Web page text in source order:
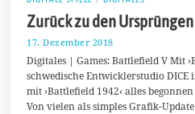
Zurück zu den Ursprüngen
17. Dezember 2018
4
.
D
e
z
Digitales | Games: Battlefield V Mit
schwedische Entwicklerstudio
mit ›Battlefield 1942‹ alles
Von vielen als simples Grafik-